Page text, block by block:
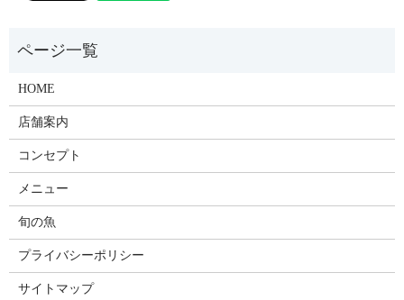
HOME
店舗案内
コンセプト
メニュー
旬の魚
プライバシーポリシー
サイトマップ